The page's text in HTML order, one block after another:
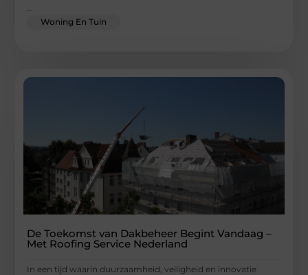
Woning En Tuin
De Toekomst van Dakbeheer Begint Vandaag –
Met Roofing Service Nederland
In een tijd waarin duurzaamheid, veiligheid en innovatie